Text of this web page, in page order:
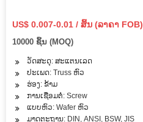
US$ 0.007-0.01 / ສິ້ນ (ລາຄາ FOB)
10000 ຊິ້ນ (MOQ)
ວັດສະດຸ: ສະແຕນເລດ
ປະເພດ: Truss ຫົວ
ຮ່ອງ: ຂ້າມ
ການເຊື່ອມຕໍ່: Screw
ແບບຫົວ: Wafer ຫົວ
ມາດຕະຖານ: DIN, ANSI, BSW, JIS